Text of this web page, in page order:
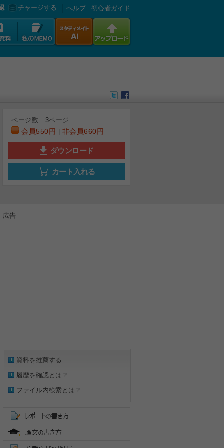
チャージする へルプ 初心者ガイド
ページ数 : 3ページ
会員550円 非会員660円
ダウンロード
カート入れる
広告
資料を推薦する
履歴を確認とは？
ファイル内検索とは？